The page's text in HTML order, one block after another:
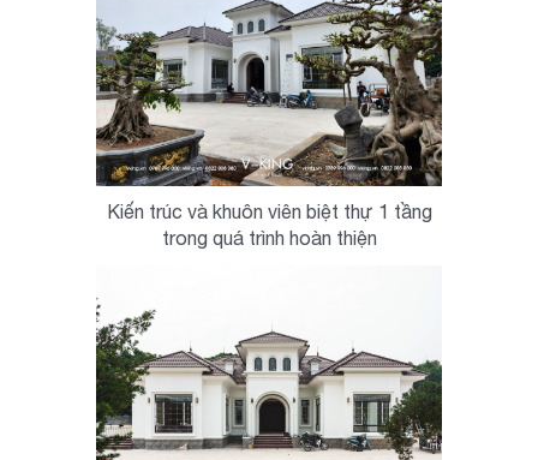
Kiến trúc và khuôn viên biệt thự 1 tầng
trong quá trình hoàn thiện